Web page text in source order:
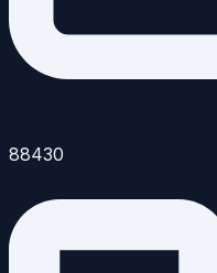
88430